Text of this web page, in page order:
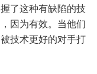
了这种有缺陷的技
因为有效。当他们
技术更好的对手打